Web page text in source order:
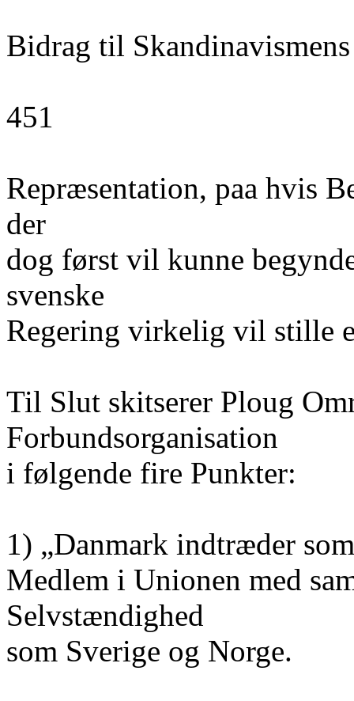
Bidrag til
451
Repræsentation, paa hvis
der
dog først vil kunne
svenske
Regering virkelig vil stille
Til Slut skitserer Ploug
Forbundsorganisation
i følgende fire Punkter:
1) „Danmark indtræder
Medlem i Unionen med
Selvstændighed
som Sverige og Norge.